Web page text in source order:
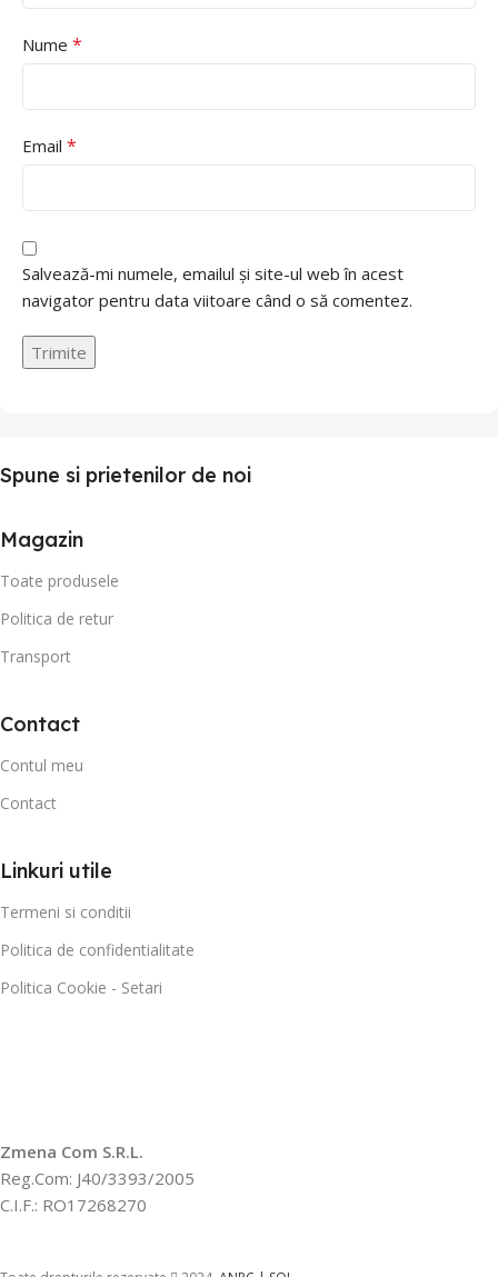
Nume *
Email *
Salvează-mi numele, emailul și site-ul web în acest
navigator pentru data viitoare când o să comentez.
Spune si prietenilor de noi
Magazin
Toate produsele
Politica de retur
Transport
Contact
Contul meu
Contact
Linkuri utile
Termeni si conditii
Politica de confidentialitate
Politica Cookie - Setari
Zmena Com S.R.L.
Reg.Com: J40/3393/2005
C.I.F.: RO17268270